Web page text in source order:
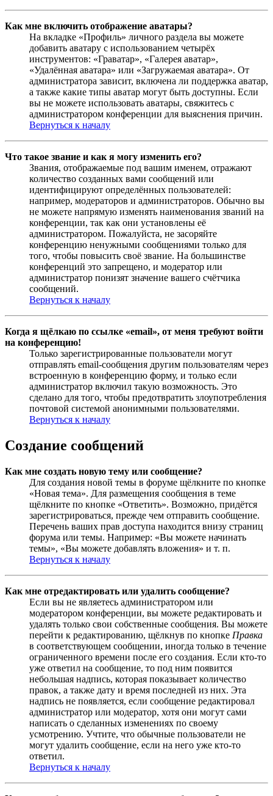
Как мне включить отображение аватары?
На вкладке «Профиль» личного раздела вы можете
добавить аватару с использованием четырёх
инструментов: «Граватар», «Галерея аватар»,
«Удалённая аватара» или «Загружаемая аватара». От
администратора зависит, включена ли поддержка аватар,
а также какие типы аватар могут быть доступны. Если
вы не можете использовать аватары, свяжитесь с
администратором конференции для выяснения причин.
Вернуться к началу
Что такое звание и как я могу изменить его?
Звания, отображаемые под вашим именем, отражают
количество созданных вами сообщений или
идентифицируют определённых пользователей:
например, модераторов и администраторов. Обычно вы
не можете напрямую изменять наименования званий на
конференции, так как они установлены её
администратором. Пожалуйста, не засоряйте
конференцию ненужными сообщениями только для
того, чтобы повысить своё звание. На большинстве
конференций это запрещено, и модератор или
администратор понизят значение вашего счётчика
сообщений.
Вернуться к началу
Когда я щёлкаю по ссылке «email», от меня требуют войти
на конференцию!
Только зарегистрированные пользователи могут
отправлять email-сообщения другим пользователям через
встроенную в конференцию форму, и только если
администратор включил такую возможность. Это
сделано для того, чтобы предотвратить злоупотребления
почтовой системой анонимными пользователями.
Вернуться к началу
Создание сообщений
Как мне создать новую тему или сообщение?
Для создания новой темы в форуме щёлкните по кнопке
«Новая тема». Для размещения сообщения в теме
щёлкните по кнопке «Ответить». Возможно, придётся
зарегистрироваться, прежде чем отправить сообщение.
Перечень ваших прав доступа находится внизу страниц
форума или темы. Например: «Вы можете начинать
темы», «Вы можете добавлять вложения» и т. п.
Вернуться к началу
Как мне отредактировать или удалить сообщение?
Если вы не являетесь администратором или
модератором конференции, вы можете редактировать и
удалять только свои собственные сообщения. Вы можете
перейти к редактированию, щёлкнув по кнопке Правка
в соответствующем сообщении, иногда только в течение
ограниченного времени после его создания. Если кто-то
уже ответил на сообщение, то под ним появится
небольшая надпись, которая показывает количество
правок, а также дату и время последней из них. Эта
надпись не появляется, если сообщение редактировал
администратор или модератор, хотя они могут сами
написать о сделанных изменениях по своему
усмотрению. Учтите, что обычные пользователи не
могут удалить сообщение, если на него уже кто-то
ответил.
Вернуться к началу